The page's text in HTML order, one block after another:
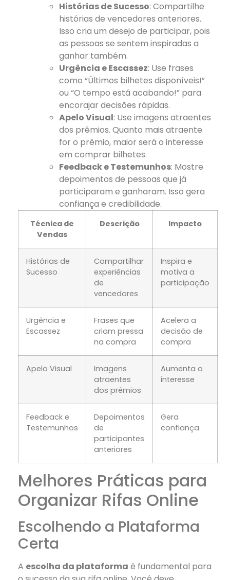
Histórias de Sucesso: Compartilhe
histórias de vencedores anteriores.
Isso cria um desejo de participar, pois
as pessoas se sentem inspiradas a
ganhar também.
Urgência e Escassez: Use frases
como “Últimos bilhetes disponíveis!”
ou “O tempo está acabando!” para
encorajar decisões rápidas.
Apelo Visual: Use imagens atraentes
dos prêmios. Quanto mais atraente
for o prêmio, maior será o interesse
em comprar bilhetes.
Feedback e Testemunhos: Mostre
depoimentos de pessoas que já
participaram e ganharam. Isso gera
confiança e credibilidade.
Técnica de
Vendas
Descrição Impacto
Histórias de
Sucesso
Compartilhar
experiências
de
vencedores
Inspira e
motiva a
participação
Urgência e
Escassez
Frases que
criam pressa
na compra
Acelera a
decisão de
compra
Apelo Visual
Imagens
atraentes
dos prêmios
Aumenta o
interesse
Feedback e
Testemunhos
Depoimentos
de
participantes
anteriores
Gera
confiança
Melhores Práticas para
Organizar Rifas Online
Escolhendo a Plataforma
Certa
A escolha da plataforma é fundamental para